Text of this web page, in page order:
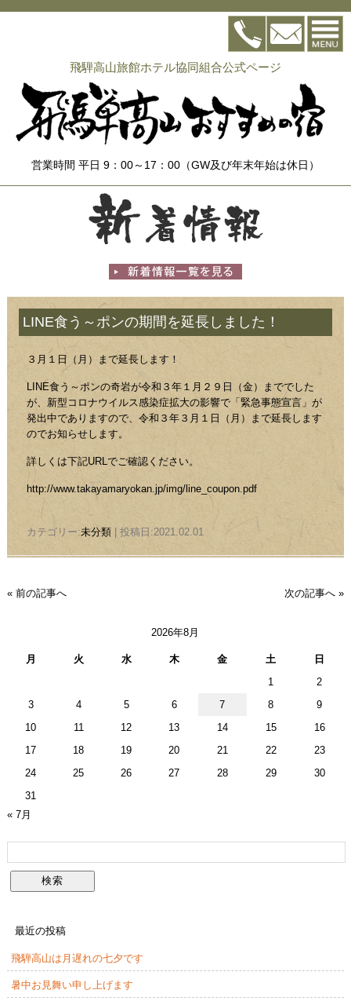
飛騨高山旅館ホテル協同組合公式ページ
営業時間 平日 9：00～17：00（GW及び年末年始は休日）
LINE食う～ポンの期間を延長しました！
３月１日（月）まで延長します！
LINE食う～ポンの奇岩が令和３年１月２９日（金）まででした
が、新型コロナウイルス感染症拡大の影響で「緊急事態宣言」が
発出中でありますので、令和３年３月１日（月）まで延長します
のでお知らせします。
詳しくは下記URLでご確認ください。
http://www.takayamaryokan.jp/img/line_coupon.pdf
カテゴリー:未分類| 投稿日:2021.02.01
« 前の記事へ 次の記事へ »
2026年8月
月 火 水 木 金 土
日
1
2
3
4 5 6 7 8
9
10
11 12 13 14 15
16
17
18 19 20 21 22
23
24
25 26 27 28 29
30
31
« 7月
最近の投稿
飛騨高山は月遅れの七夕です
暑中お見舞い申し上げます